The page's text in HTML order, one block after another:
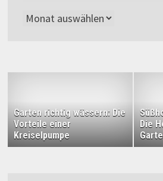
Archiv
Garten richtig wässern: Die
Vorteile einer
Kreiselpumpe
Die